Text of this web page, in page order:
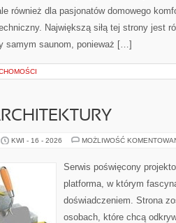
również dla pasjonatów domowego
Największą siłą tej strony jest
samym saunom, ponieważ […]
KWI - 16 - 2026 MOŻLIWOŚĆ
Serwis poświęcony
platforma, w którym
doświadczeniem. Strona
osobach, które chcą